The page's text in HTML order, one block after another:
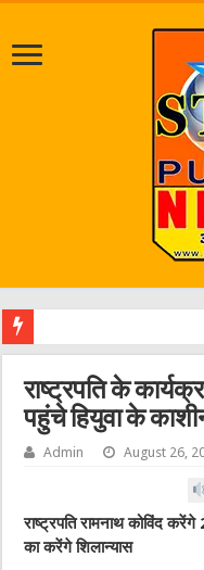
राष्ट्रपति के
पहुंचे हियुवा के
Admin August 26,
राष्ट्रपति रामनाथ कोविंद
का करेंगे शिलान्यास